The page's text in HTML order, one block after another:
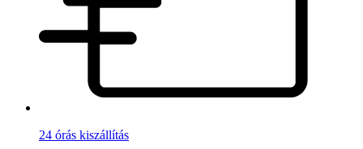
24 órás kiszállítás